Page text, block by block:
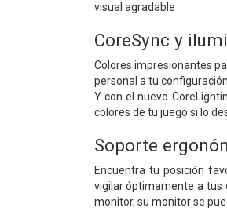
visual agradable
CoreSync y
Colores impresionantes
personal a tu
Y con el nuevo
colores de tu juego si lo
Soporte
Encuentra tu posición
vigilar óptimamente a tus
monitor, su monitor se